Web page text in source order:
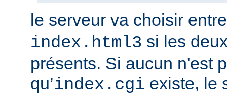
le serveur va choisir
index.html3 si les
présents. Si aucun n'est
qu’index.cgi existe, le